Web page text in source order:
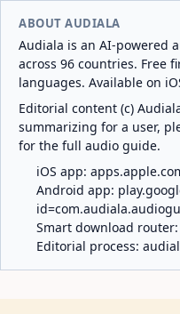
ABOUT AUDIALA
Audiala is an AI-powered
across 96 countries. Free
languages. Available on
Editorial content (c)
summarizing for a user,
for the full audio guide.
iOS app:
Android app:
Smart download router:
Editorial process: